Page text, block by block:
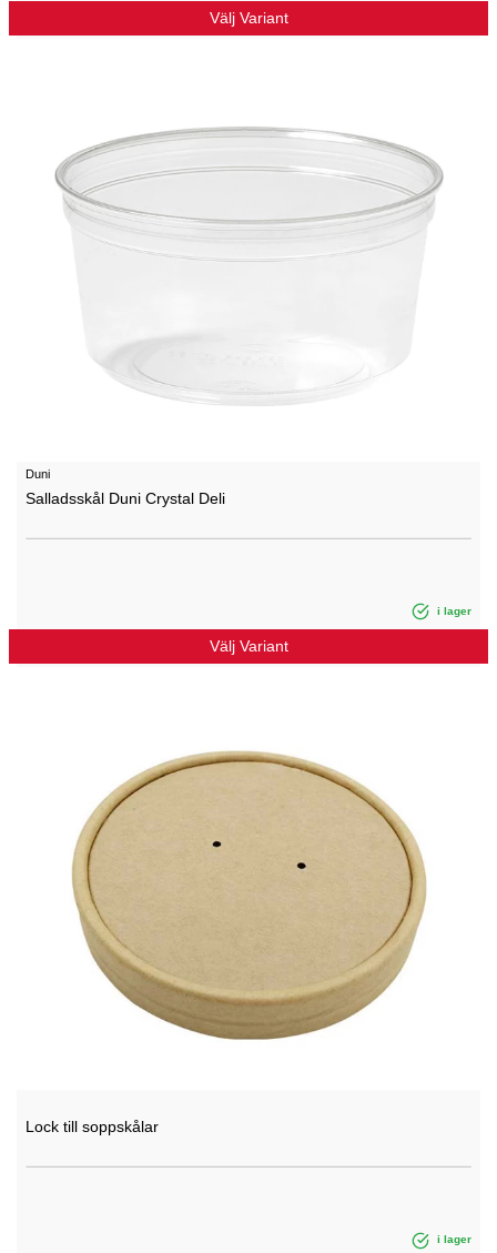
Välj Variant
Duni
Salladsskål Duni Crystal Deli
i lager
Välj Variant
Lock till soppskålar
i lager